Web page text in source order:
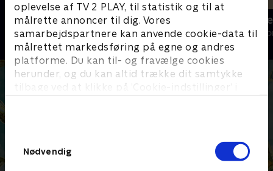
oplevelse af TV 2 PLAY, til statistik og til at
målrette annoncer til dig. Vores
samarbejdspartnere kan anvende cookie-data til
målrettet markedsføring på egne og andres
platforme. Du kan til- og fravælge cookies
herunder, og du kan altid trække dit samtykke
tilbage ved at klikke på ’Cookie-indstillinger’ i
Nødvendig
Vild indretning ved verdens ende
Livsstil • 2 sæsoner
Vi har købt
Livsstil • 3